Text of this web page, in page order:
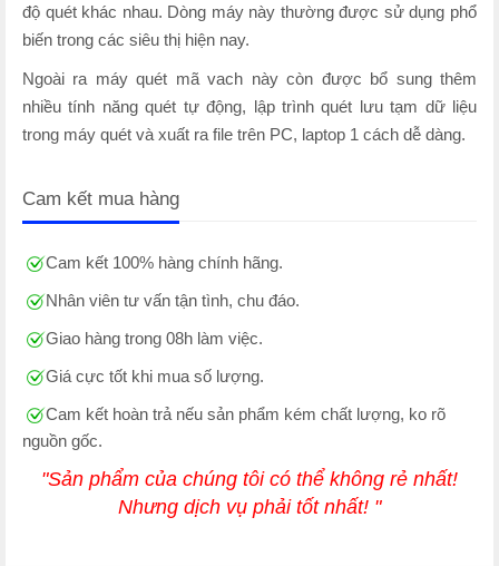
độ quét khác nhau. Dòng máy này thường được sử dụng phổ
biến trong các siêu thị hiện nay.
Ngoài ra máy quét mã vach này còn được bổ sung thêm
nhiều tính năng quét tự động, lập trình quét lưu tạm dữ liệu
trong máy quét và xuất ra file trên PC, laptop 1 cách dễ dàng.
Cam kết mua hàng
Cam kết 100% hàng chính hãng.
Nhân viên tư vấn tận tình, chu đáo.
Giao hàng trong 08h làm việc.
Giá cực tốt khi mua số lượng.
Cam kết hoàn trả nếu sản phẩm kém chất lượng, ko rõ
nguồn gốc.
"Sản phẩm của chúng tôi có thể không rẻ nhất!
Nhưng dịch vụ phải tốt nhất! "